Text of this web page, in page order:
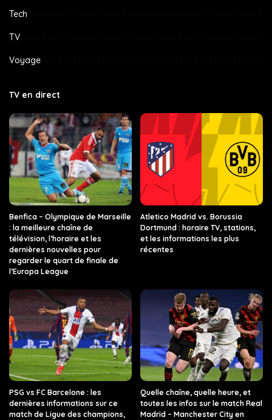
Tech
TV
Voyage
TV en direct
Benfica – Olympique de Marseille
: la meilleure chaîne de
télévision, l’horaire et les
dernières nouvelles pour
regarder le quart de finale de
l’Europa League
Atletico Madrid vs. Borussia
Dortmund : horaire TV, stations,
et les informations les plus
récentes
PSG vs FC Barcelone : les
dernières informations sur ce
match de Ligue des champions,
Quelle chaîne, quelle heure, et
toutes les infos sur le match Real
Madrid – Manchester City en